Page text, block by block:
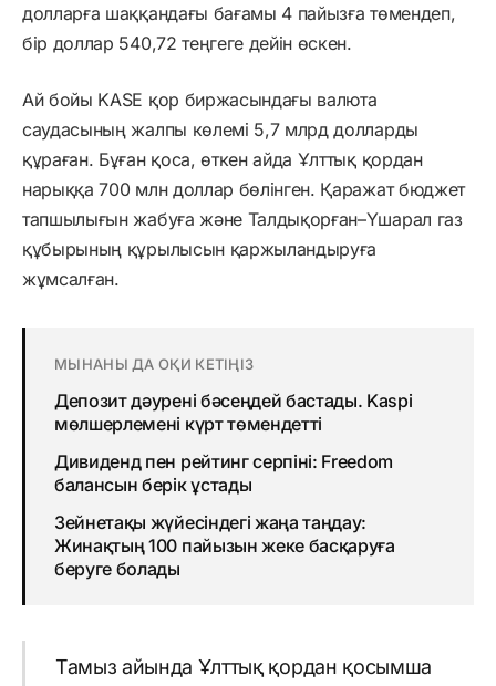
долларға шаққандағы бағамы 4 пайызға төмендеп,
бір доллар 540,72 теңгеге дейін өскен.
Ай бойы KASE қор биржасындағы валюта
саудасының жалпы көлемі 5,7 млрд долларды
құраған. Бұған қоса, өткен айда Ұлттық қордан
нарыққа 700 млн доллар бөлінген. Қаражат бюджет
тапшылығын жабуға және Талдықорған–Үшарал газ
құбырының құрылысын қаржыландыруға
жұмсалған.
МЫНАНЫ ДА ОҚИ КЕТІҢІЗ
Депозит дәурені бәсеңдей бастады. Kaspi
мөлшерлемені күрт төмендетті
Дивиденд пен рейтинг серпіні: Freedom
балансын берік ұстады
Зейнетақы жүйесіндегі жаңа таңдау:
Жинақтың 100 пайызын жеке басқаруға
беруге болады
Тамыз айында Ұлттық қордан қосымша